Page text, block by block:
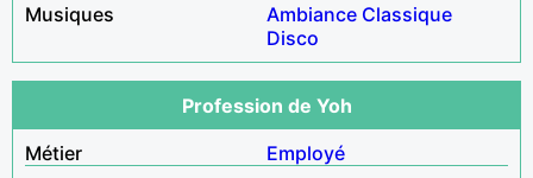
Musiques
Ambiance Classique
Disco
Profession de Yoh
Métier
Employé